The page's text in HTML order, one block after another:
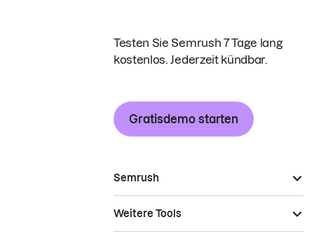
Testen Sie Semrush 7 Tage lang
kostenlos. Jederzeit kündbar.
Gratisdemo starten
Semrush
Weitere Tools